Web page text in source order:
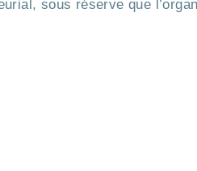
sous réserve que